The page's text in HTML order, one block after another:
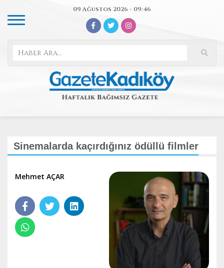
09 Ağustos 2026 - 09:46
Sinemalarda kaçırdığınız ödüllü filmler
Mehmet AÇAR